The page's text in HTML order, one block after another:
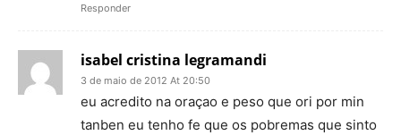
Responder
isabel cristina legramandi
3 de maio de 2012 At 20:50
eu acredito na oraçao e peso que ori por min
tanben eu tenho fe que os pobremas que sinto